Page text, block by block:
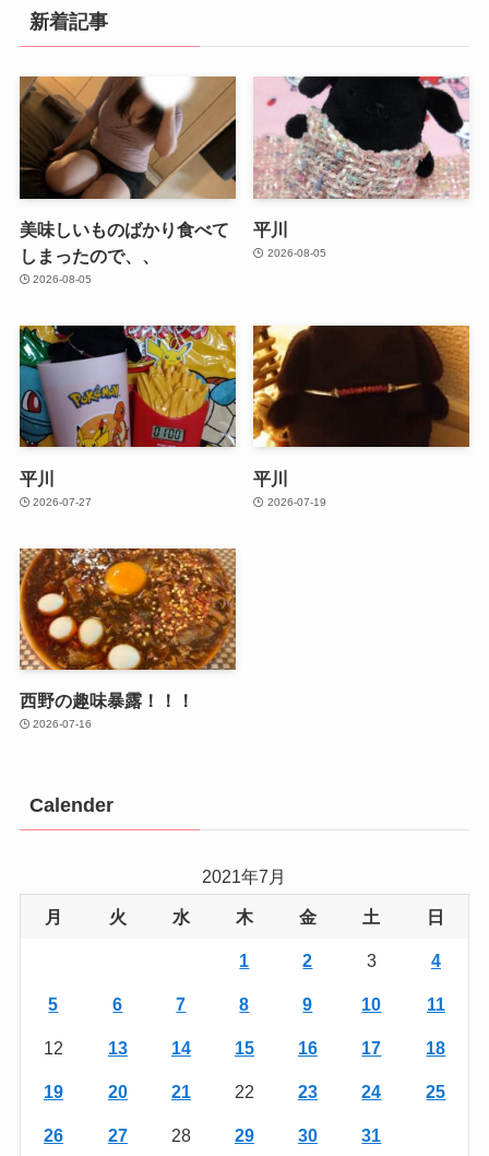
新着記事
美味しいものばかり食べて
しまったので、、
2026-08-05
平川
2026-08-05
平川
2026-07-27
平川
2026-07-19
西野の趣味暴露！！！
2026-07-16
Calender
2021年7月
月 火 水 木 金 土 日
1 2 3 4
5 6 7 8 9 10 11
12 13 14 15 16 17 18
19 20 21 22 23 24 25
26 27 28 29 30 31